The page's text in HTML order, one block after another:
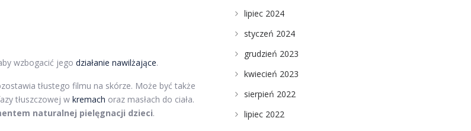
wzbogacić jego działanie nawilżające.
tłustego filmu na skórze. Może być także
tłuszczowej w kremach oraz masłach do ciała.
naturalnej pielęgnacji dzieci.
lipiec 2024
styczeń 2024
grudzień 2023
kwiecień 2023
sierpień 2022
lipiec 2022